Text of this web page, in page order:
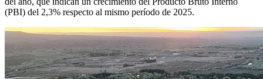
(PBI) del 2,3% respecto al mismo período de 2025.